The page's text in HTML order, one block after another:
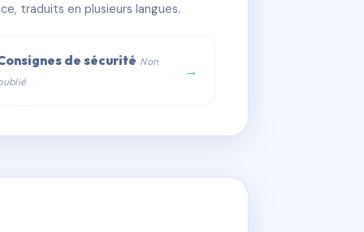
traduits en plusieurs langues.
de sécurité Non
→